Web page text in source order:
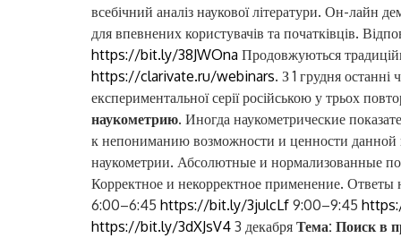
всебічний аналіз наукової літератури. Он-лайн
для впевнених користувачів та початківців.
https://bit.ly/38JWOna Продовжуються
https://clarivate.ru/webinars. З 1 грудня
експериментальної серії російською у трьох
наукометрию. Иногда наукометрические
к непониманию возможности и ценности
наукометрии. Абсолютные и нормализованные
Корректное и некорректное применение. Ответы
6:00–6:45 https://bit.ly/3julcLf 9:00–9:45
https://bit.ly/3dXJsV4 3 декабря Тема: Поиск в